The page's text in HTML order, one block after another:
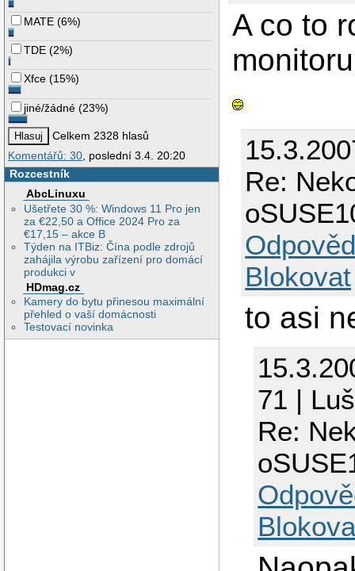
MATE (6%)
TDE (2%)
Xfce (15%)
jiné/žádné (23%)
Celkem 2328 hlasů
Komentářů: 30, poslední 3.4. 20:20
Rozcestník
AbcLinuxu
Ušetřete 30 %: Windows 11 Pro jen
za €22,50 a Office 2024 Pro za
€17,15 – akce B
Týden na ITBiz: Čína podle zdrojů
zahájila výrobu zařízení pro domácí
produkci v
HDmag.cz
Kamery do bytu přinesou maximální
přehled o vaší domácnosti
Testovací novinka
A co to
Re:
Blokovat
to asi
71 |
Re: